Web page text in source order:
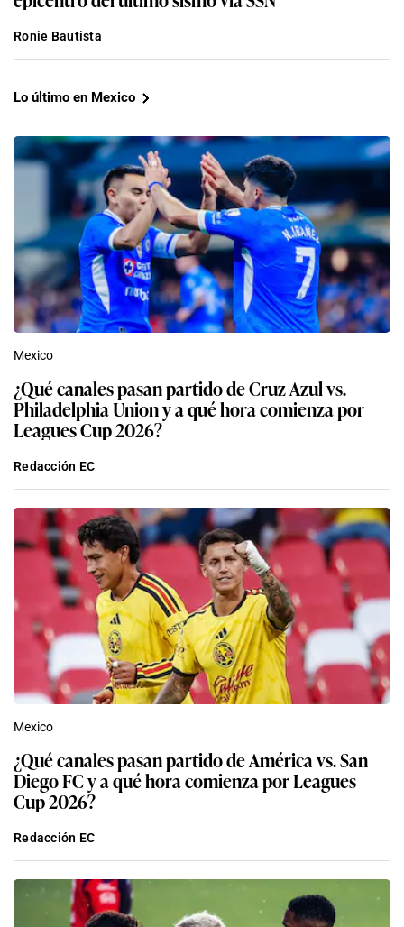
Ronie Bautista
Lo último en Mexico
Mexico
¿Qué canales pasan partido de Cruz Azul vs.
Philadelphia Union y a qué hora comienza por
Leagues Cup 2026?
Redacción EC
Mexico
¿Qué canales pasan partido de América vs. San
Diego FC y a qué hora comienza por Leagues
Cup 2026?
Redacción EC